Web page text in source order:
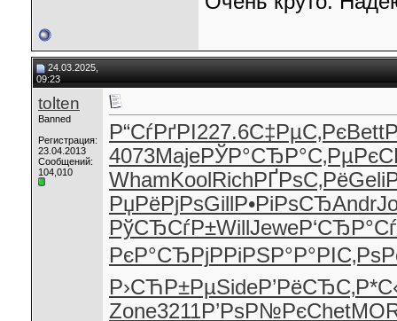
24.03.2025,
09:23
tolten
Banned
Регистрация:
23.04.2013
Сообщений:
104,010
Р“СѓРґРІ 227.6С‡РµС‚РєBett
4073MajeРЎР°СЂР°
WhamKool RichРҐРѕС‚РёGeli
РџРёРјРѕGill Р•РіРѕСЂAndr
РўСЂСѓР±Will JeweР‘СЂР°Сѓ
РєР°СЂРјРРіРЅР° Р°РІС‚Рѕ
Р›СЋР±РµSideР’РёСЂС‚
Zone3211Р’РѕР№РєChet